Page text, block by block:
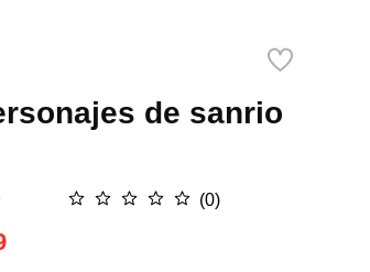
de sanrio
☆ ☆ ☆ ☆ ☆ (0)